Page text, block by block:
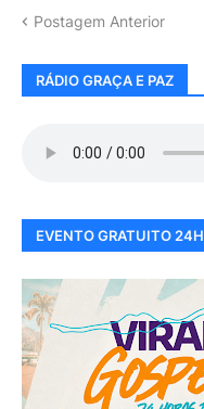
Postagem Anterior
RÁDIO GRAÇA E PAZ
EVENTO GRATUITO 24H